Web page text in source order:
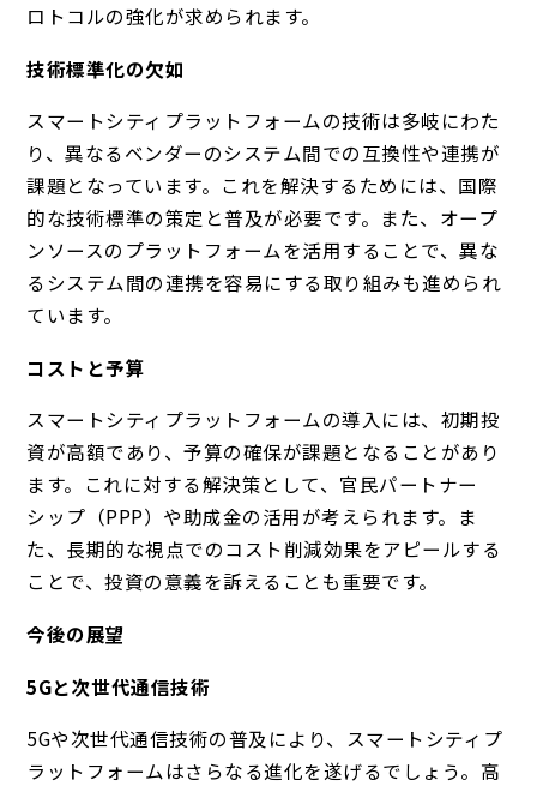
ロトコルの強化が求められます。
技術標準化の欠如
スマートシティプラットフォームの技術は多岐にわた
り、異なるベンダーのシステム間での互換性や連携が
課題となっています。これを解決するためには、国際
的な技術標準の策定と普及が必要です。また、オープ
ンソースのプラットフォームを活用することで、異な
るシステム間の連携を容易にする取り組みも進められ
ています。
コストと予算
スマートシティプラットフォームの導入には、初期投
資が高額であり、予算の確保が課題となることがあり
ます。これに対する解決策として、官民パートナー
シップ（PPP）や助成金の活用が考えられます。ま
た、長期的な視点でのコスト削減効果をアピールする
ことで、投資の意義を訴えることも重要です。
今後の展望
5Gと次世代通信技術
5Gや次世代通信技術の普及により、スマートシティプ
ラットフォームはさらなる進化を遂げるでしょう。高